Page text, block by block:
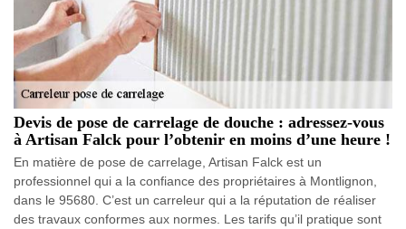
Devis de pose de carrelage de douche : adressez-vous
à Artisan Falck pour l’obtenir en moins d’une heure !
En matière de pose de carrelage, Artisan Falck est un
professionnel qui a la confiance des propriétaires à Montlignon,
dans le 95680. C’est un carreleur qui a la réputation de réaliser
des travaux conformes aux normes. Les tarifs qu’il pratique sont